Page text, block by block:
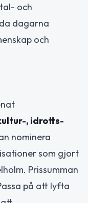
och
dagarna
och
, idrotts-
nominera
som gjort
Prissumman
på att lyfta